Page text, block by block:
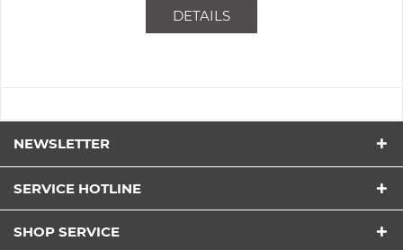
DETAILS
NEWSLETTER
SERVICE HOTLINE
SHOP SERVICE